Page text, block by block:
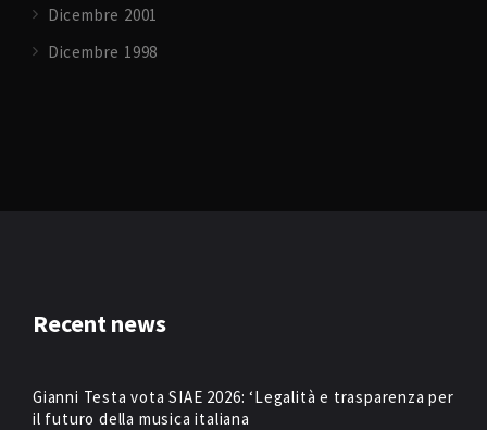
Dicembre 2001
Dicembre 1998
Recent news
Gianni Testa vota SIAE 2026: ‘Legalità e trasparenza per
il futuro della musica italiana